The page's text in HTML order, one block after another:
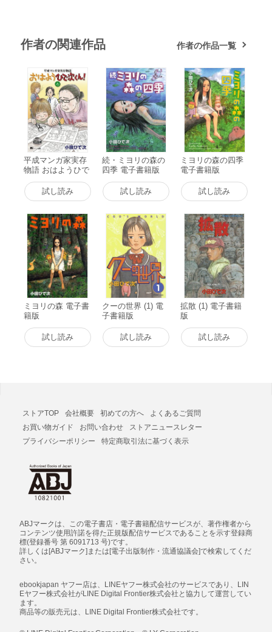
作者の関連作品 作者の作品一覧
平成マンガ家実存
物語 おはようひで
次くん (1) 電子書
籍版
試し読み
続・ミヨリの森の
四季 電子書籍版
試し読み
ミヨリの森の四季
電子書籍版
試し読み
ミヨリの森 電子書
籍版
試し読み
クーの世界 (1) 電
子書籍版
試し読み
拡散 (1) 電子書籍
版
試し読み
ストアTOP 会社概要 初めての方へ
よくあるご質問
お買い物ガイド
お問い合わせ
ストアニュースレター
プライバシーポリシー
特定商取引法に基づく表示
ABJマークは、この電子書店・電子書籍配信サービスが、著作権者から
コンテンツ使用許諾を得た正規版配信サービスであることを示す登録商
標(登録番号 第 6091713 号)です。
詳しくは[ABJマーク]または[電子出版制作・流通協議会]で検索してくだ
さい。
ebookjapan ヤフー店は、LINEヤフー株式会社のサービスであり、LIN
Eヤフー株式会社がLINE Digital Frontier株式会社と協力して運営してい
ます。
商品等の販売元は、LINE Digital Frontier株式会社です。